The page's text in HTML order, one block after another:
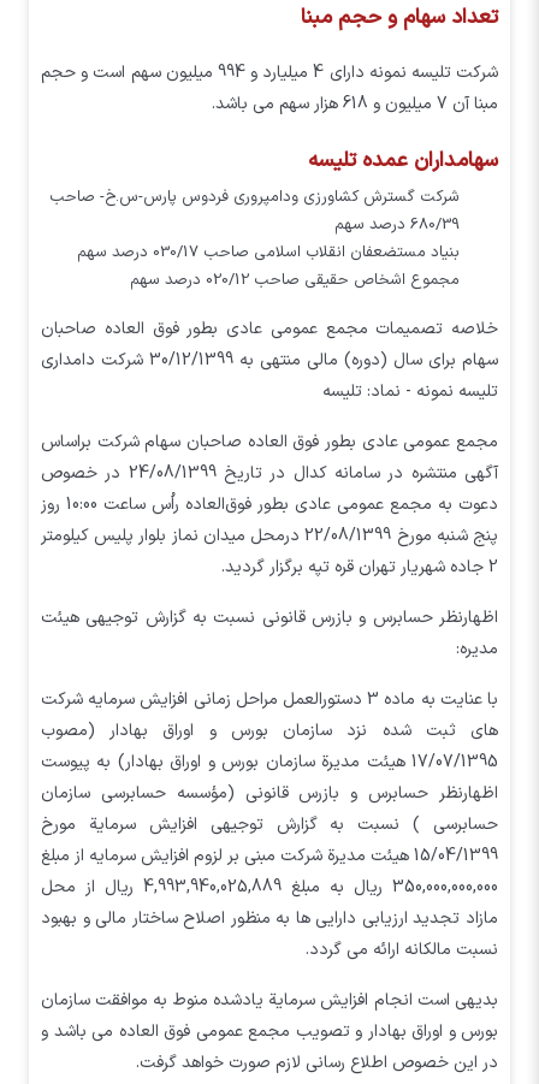
تعداد سهام و حجم مبنا
شرکت تلیسه نمونه دارای 4 میلیارد و 994 میلیون سهم است و حجم
مبنا آن 7 میلیون و 618 هزار سهم می باشد.
سهامداران عمده تلیسه
شركت گسترش كشاورزي ودامپروري فردوس پارس-س.خ- صاحب
680/39 درصد سهم
بنياد مستضعفان انقلاب اسلامي صاحب 030/17 درصد سهم
مجموع اشخاص حقيقي صاحب 020/12 درصد سهم
خلاصه تصمیمات مجمع عمومي عادي بطور فوق العاده صاحبان
سهام برای سال (دوره) مالی منتهی به 30/12/1399 شرکت دامداري
تليسه نمونه - نماد: تليسه
مجمع عمومي عادي بطور فوق العاده صاحبان سهام شرکت براساس
آگهی منتشره در سامانه کدال در تاریخ 24/08/1399 در خصوص
دعوت به مجمع عمومی عادی بطور فوق‌العاده راُس ساعت 10:00 روز
پنج شنبه مورخ 22/08/1399 درمحل ميدان نماز بلوار پليس کيلومتر
2 جاده شهريار تهران قره تپه برگزار گردید.
اظهارنظر حسابرس و بازرس قانونی نسبت به گزارش توجیهی هیئت
مدیره:
با عنایت به ماده 3 دستورالعمل مراحل زمانی افزایش سرمایه شرکت
های ثبت شده نزد سازمان بورس و اوراق بهادار (مصوب
17/07/1395 هیئت مدیرة سازمان بورس و اوراق بهادار) به پیوست
اظهارنظر حسابرس و بازرس قانونی (مؤسسه حسابرسی سازمان
حسابرسي ) نسبت به گزارش توجیهی افزایش سرمایة مورخ
15/04/1399 هیئت مدیرة شرکت مبنی بر لزوم افزایش سرمایه از مبلغ
350,000,000,000 ریال به مبلغ 4,993,940,025,889 ریال از محل
مازاد تجدید ارزیابی دارایی ها به منظور اصلاح ساختار مالي و بهبود
نسبت مالکانه ارائه می گردد.
بدیهی است انجام افزایش سرمایة یادشده منوط به موافقت سازمان
بورس و اوراق بهادار و تصویب مجمع عمومی فوق العاده می باشد و
در این خصوص اطلاع رسانی لازم صورت خواهد گرفت.